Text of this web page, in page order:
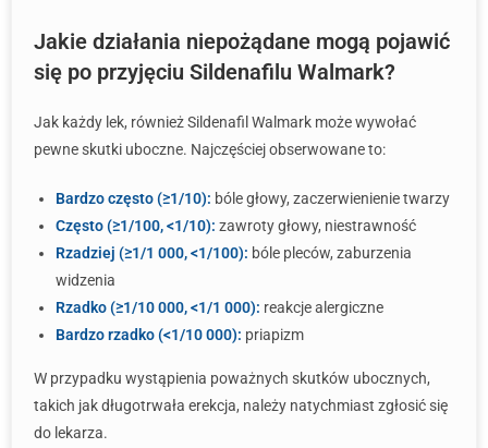
Jakie działania niepożądane mogą pojawić
się po przyjęciu Sildenafilu Walmark?
Jak każdy lek, również Sildenafil Walmark może wywołać
pewne skutki uboczne. Najczęściej obserwowane to:
Bardzo często (≥1/10): bóle głowy, zaczerwienienie twarzy
Często (≥1/100, <1/10): zawroty głowy, niestrawność
Rzadziej (≥1/1 000, <1/100): bóle pleców, zaburzenia
widzenia
Rzadko (≥1/10 000, <1/1 000): reakcje alergiczne
Bardzo rzadko (<1/10 000): priapizm
W przypadku wystąpienia poważnych skutków ubocznych,
takich jak długotrwała erekcja, należy natychmiast zgłosić się
do lekarza.